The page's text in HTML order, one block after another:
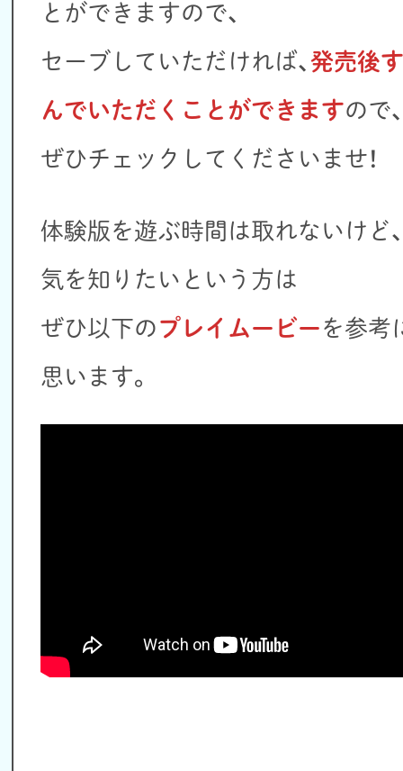
とができますので、
セーブしていただければ、 発売後
んでいただくことができますので、
ぜひチェックしてくださいませ！
体験版を遊ぶ時間は取れないけど
気を知りたいという方は
ぜひ以下のプレイムービーを参考
思います。